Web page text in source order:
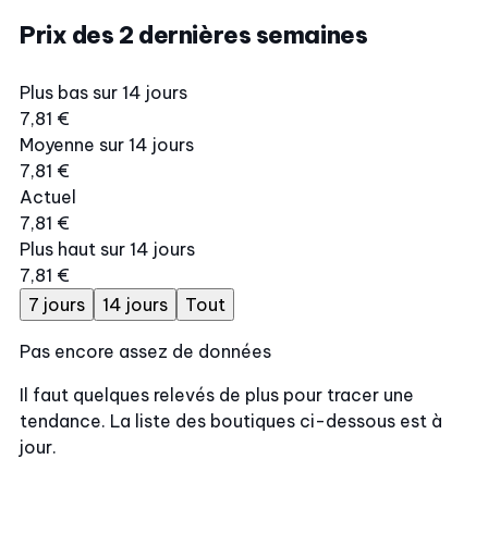
Prix des 2 dernières semaines
Plus bas sur 14 jours
7,81 €
Moyenne sur 14 jours
7,81 €
Actuel
7,81 €
Plus haut sur 14 jours
7,81 €
7 jours
14 jours Tout
Pas encore assez de données
Il faut quelques relevés de plus pour tracer une
tendance. La liste des boutiques ci-dessous est à
jour.